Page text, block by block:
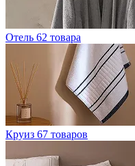
Отель 62 товара
Круиз 67 товаров